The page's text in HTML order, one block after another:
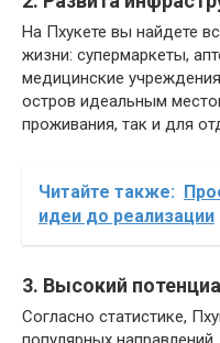
На Пхукете вы найдете
жизни: супермаркеты,
медицинские
остров идеальным
проживания, так и для
Читайте также:
идеи до реализации
3. Высокий
Согласно статистике,